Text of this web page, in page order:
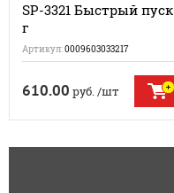
SP-3321 Быстрый пуск
г
Артикул:0009603033217
610.00 руб./шт